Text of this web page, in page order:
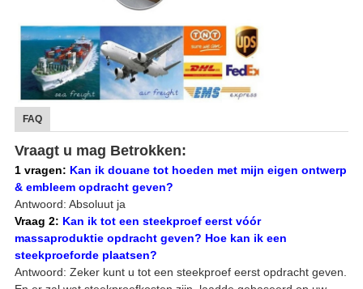
FAQ
Vraagt u mag Betrokken:
1 vragen: Kan ik douane tot hoeden met mijn eigen ontwerp
& embleem opdracht geven?
Antwoord: Absoluut ja
Vraag 2: Kan ik tot een steekproef eerst vóór
massaproduktie opdracht geven? Hoe kan ik een
steekproeforde plaatsen?
Antwoord: Zeker kunt u tot een steekproef eerst opdracht geven.